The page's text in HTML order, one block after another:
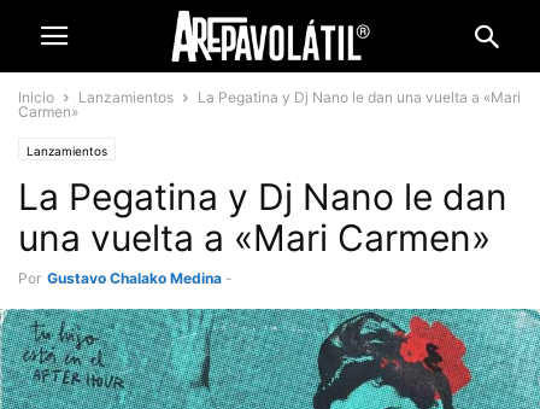
Inicio Lanzamientos
La Pegatina y Dj Nano le dan una vuelta a «Mari
Carmen»
Lanzamientos
La Pegatina y Dj Nano le dan
una vuelta a «Mari Carmen»
Por Gustavo Chalako Medina -